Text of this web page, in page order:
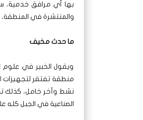
بها أي مرافق خدمية،
والمنتشرة في
ما حدث مخيف
ويقول الخبير في علوم
منطقة تفتقر لتجهيزات
نشط وآخر خامل، كذلك
الصناعية في الجبل كله